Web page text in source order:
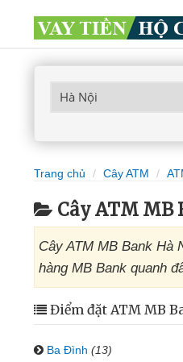
Trang chủ Cây ATM
Cây ATM MB
Cây ATM MB Bank Hà
hàng MB Bank quanh
Điểm đặt ATM MB
Ba Đình (13)